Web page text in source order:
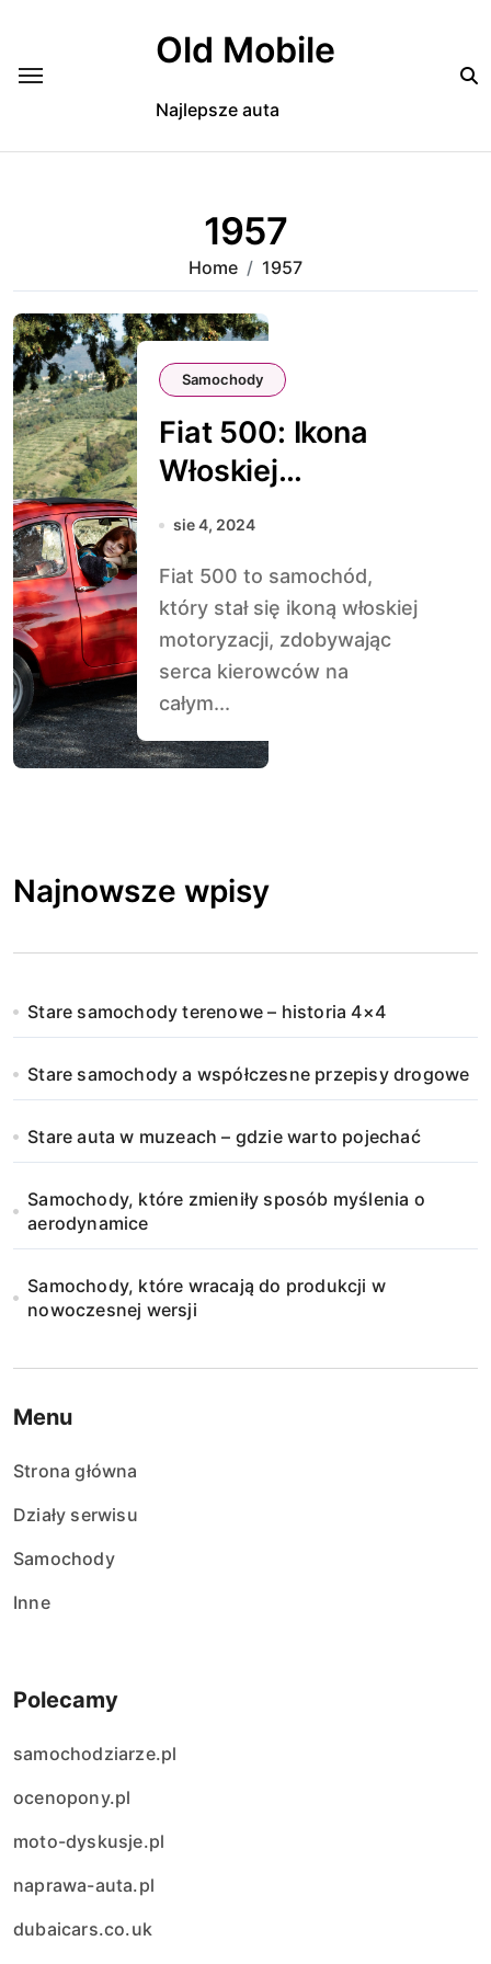
Old Mobile
Najlepsze auta
1957
Home 1957
Samochody
Fiat 500: Ikona
Włoskiej
Motoryzacji
sie 4, 2024
Fiat 500 to samochód,
który stał się ikoną włoskiej
motoryzacji, zdobywając
serca kierowców na
całym...
Najnowsze wpisy
Stare samochody terenowe – historia 4×4
Stare samochody a współczesne przepisy drogowe
Stare auta w muzeach – gdzie warto pojechać
Samochody, które zmieniły sposób myślenia o
aerodynamice
Samochody, które wracają do produkcji w
nowoczesnej wersji
Menu
Strona główna
Działy serwisu
Samochody
Inne
Polecamy
samochodziarze.pl
ocenopony.pl
moto-dyskusje.pl
naprawa-auta.pl
dubaicars.co.uk